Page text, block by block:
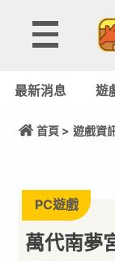
最新消息 遊
首頁 > 遊戲資
PC遊戲
萬代南夢